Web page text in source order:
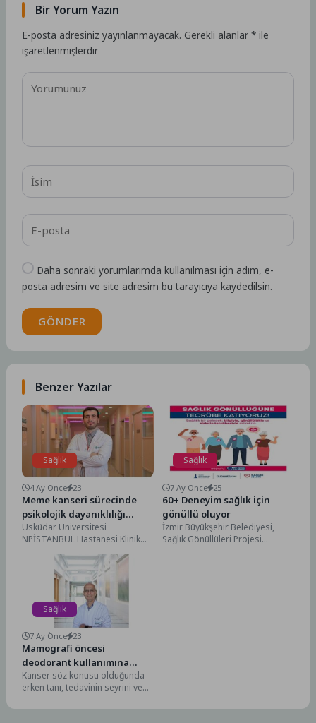
Bir Yorum Yazın
E-posta adresiniz yayınlanmayacak. Gerekli alanlar* ile
işaretlenmişlerdir
Daha sonraki yorumlarımda kullanılması için adım, e-
posta adresim ve site adresim bu tarayıcıya kaydedilsin.
GÖNDER
Benzer Yazılar
Sağlık
4 Ay Önce 23
Meme kanseri sürecinde
psikolojik dayanıklılığı
artırmak mümkün!
Üsküdar Üniversitesi
NPİSTANBUL Hastanesi Klinik
Psikolog Cumali Aydın, 1-7
Nisan Ulusal Kanser Haftası
kapsamında, özellikle...
Sağlık
7 Ay Önce 25
60+ Deneyim sağlık için
gönüllü oluyor
İzmir Büyükşehir Belediyesi,
Sağlık Gönüllüleri Projesi
Sağlık
7 Ay Önce 23
Mamografi öncesi
deodorant kullanımına
dikkat
Kanser söz konusu olduğunda
erken tanı, tedavinin seyrini ve
kritik adımların...